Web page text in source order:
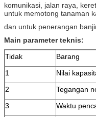
komunikasi, jalan raya,
untuk memotong tanaman
dan untuk penerangan
Main parameter teknis:
Tidak
Barang
1
Nilai
2
Tegangan
3
Waktu